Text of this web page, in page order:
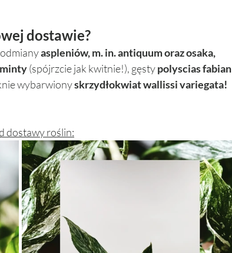
dostawie?
aspleniów, m. in. antiquum oraz osaka,
(spójrzcie jak kwitnie!), gęsty polyscias fabian
wybarwiony skrzydłokwiat wallissi variegata!
dostawy roślin: